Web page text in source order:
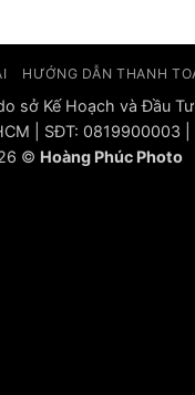
HƯỚNG DẪN THANH
sở Kế Hoạch và Đầu
| SĐT: 0819900003
© Hoàng Phúc Photo